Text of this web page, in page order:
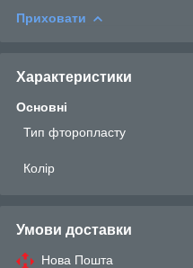
Приховати
Характеристики
Основні
Тип фторопласту
Колір
Умови доставки
Нова Пошта